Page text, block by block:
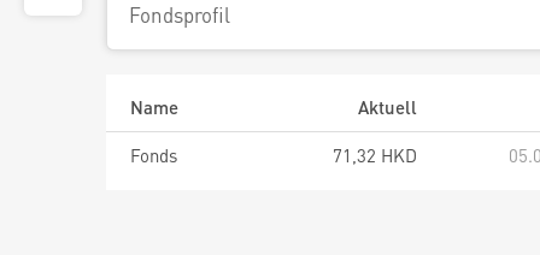
Fondsprofil
Name
Aktuell
Fonds
71,32 HKD